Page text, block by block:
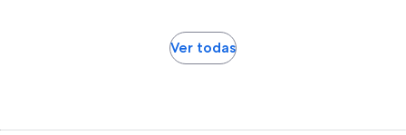
Ver todasSe